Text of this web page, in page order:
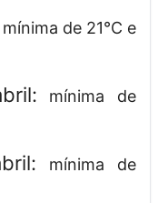
mínima de 21°C e
mínima de
mínima de